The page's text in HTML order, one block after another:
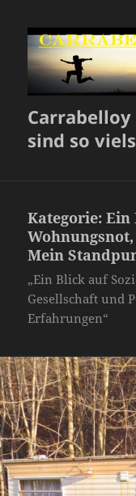
sind so
Kategorie:Ein
Mein
„Ein Blick auf
Gesellschaft und
Erfahrungen“